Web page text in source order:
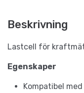
Beskrivning
Lastcell för
Egenskaper
Kompatibel